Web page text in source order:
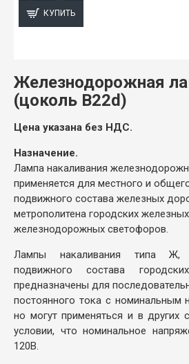
КУПИТЬ
Железнодорожная л
(цоколь В22d)
Цена указана без НДС.
Назначение.
Лампа накаливания
применяется для местного и
подвижного состава железных
метрополитена городских
железнодорожных светофоров.
Лампы накаливания типа Ж,
подвижного состава
предназначены для
постоянного тока с номинальным
но могут применяться и в других
условии, что номинальное
120В.